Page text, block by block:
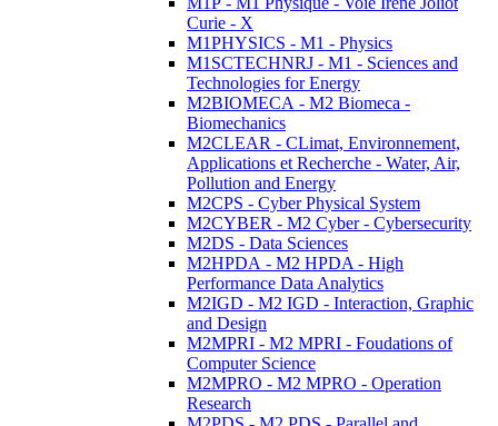
Curie - X
M1PHYSICS - M1 - Physics
M1SCTECHNRJ - M1 - Sciences and
Technologies for Energy
M2BIOMECA - M2 Biomeca -
Biomechanics
M2CLEAR - CLimat, Environnement,
Applications et Recherche - Water, Air,
Pollution and Energy
M2CPS - Cyber Physical System
M2CYBER - M2 Cyber - Cybersecurity
M2DS - Data Sciences
M2HPDA - M2 HPDA - High
Performance Data Analytics
M2IGD - M2 IGD - Interaction, Graphic
and Design
M2MPRI - M2 MPRI - Foudations of
Computer Science
M2MPRO - M2 MPRO - Operation
Research